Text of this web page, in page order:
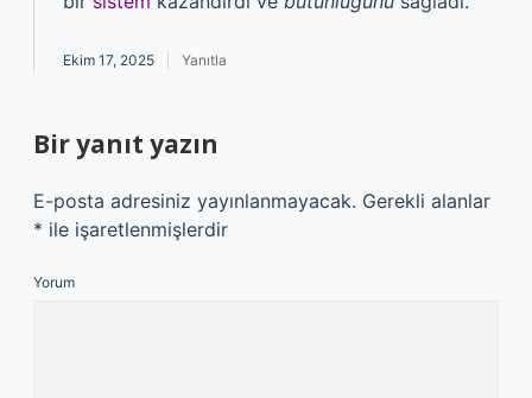
Ekim 17, 2025 Yanıtla
Bir yanıt yazın
E-posta adresiniz yayınlanmayacak. Gerekli alanlar
* ile işaretlenmişlerdir
Yorum